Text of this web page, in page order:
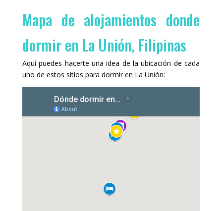
Mapa de alojamientos donde
dormir en La Unión, Filipinas
Aquí puedes hacerte una idea de la ubicación de cada
uno de estos sitios para dormir en La Unión: